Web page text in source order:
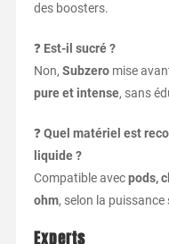
des boosters.
❓ Est-il sucré ?
Non, Subzeromise
pure et intense, sans
❓Quel matériel est
liquide ?
Compatible avecpods,
ohm, selon la puissance
Experts